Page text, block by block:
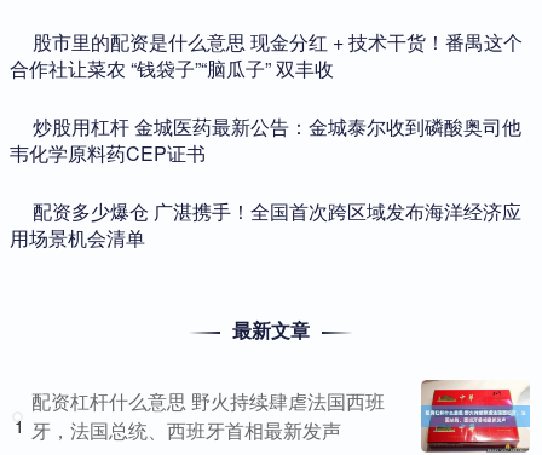
​股市里的配资是什么意思 现金分红 + 技术干货！番禺这个
合作社让菜农 “钱袋子”“脑瓜子” 双丰收
​炒股用杠杆 金城医药最新公告：金城泰尔收到磷酸奥司他
韦化学原料药CEP证书
​配资多少爆仓 广湛携手！全国首次跨区域发布海洋经济应
用场景机会清单
最新文章
1
配资杠杆什么意思 野火持续肆虐法国西班
牙，法国总统、西班牙首相最新发声